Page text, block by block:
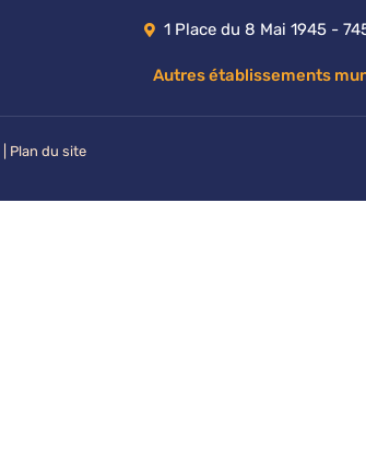
k
1 Place du 8 Mai 1945 -
Autres établissements
Plan du site